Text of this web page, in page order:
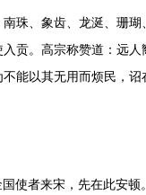
珠、象齿、龙涎、珊瑚
贡。高宗称赞道：远人
能以其无用而烦民，
使者来宋，先在此安顿。